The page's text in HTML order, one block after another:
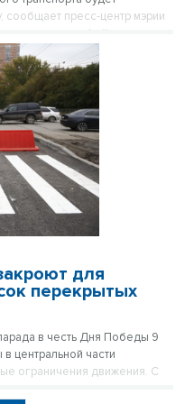
сообщает пресс-центр мэрии
фейерверка в
сформированы колонны
которые развезут
Отправление транспорта
салонов.
для
перекрытых
в честь Дня Победы 9
центральной части
ограничения движения. С
а стоянка